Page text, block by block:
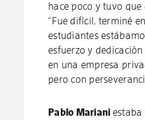
hace poco y tuvo
“Fue difícil, terminé
estudiantes
esfuerzo y
en una empresa
pero con
Pablo Mariani estaba